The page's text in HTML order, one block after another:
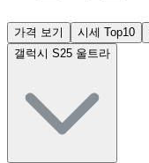
가격 보기 시세 Top10
갤럭시 S25 울트라